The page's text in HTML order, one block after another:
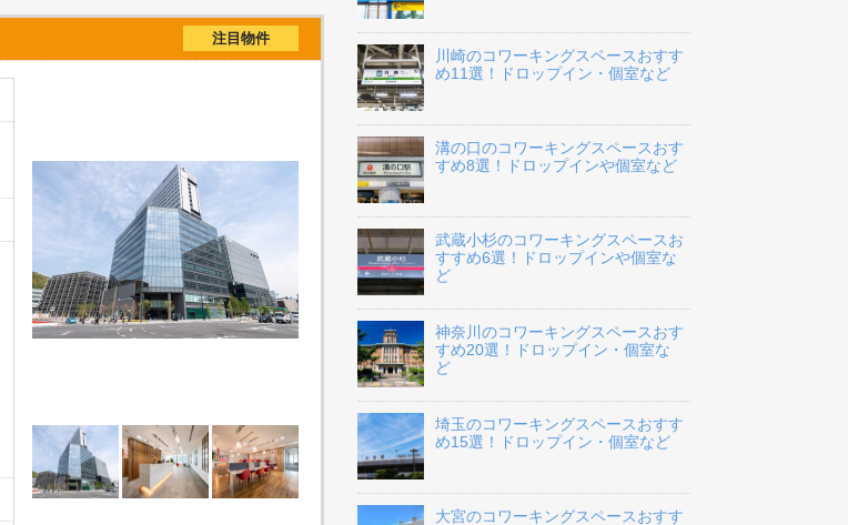
注目物件
川崎のコワーキングスペースおすす
め11選！ドロップイン・個室など
溝の口のコワーキングスペースおす
すめ8選！ドロップインや個室など
武蔵小杉のコワーキングスペースお
すすめ6選！ドロップインや個室な
ど
神奈川のコワーキングスペースおす
すめ20選！ドロップイン・個室な
ど
埼玉のコワーキングスペースおすす
め15選！ドロップイン・個室など
大宮のコワーキングスペースおすす